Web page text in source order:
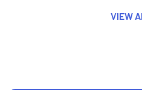
VIEW